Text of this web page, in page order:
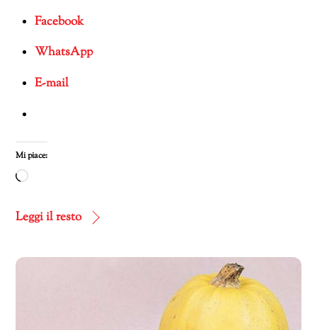
Facebook
WhatsApp
E-mail
Mi piace:
Caricamento
corso…
Leggi il resto